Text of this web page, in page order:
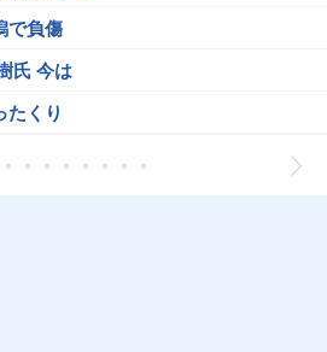
で負傷
氏 今は
たくり